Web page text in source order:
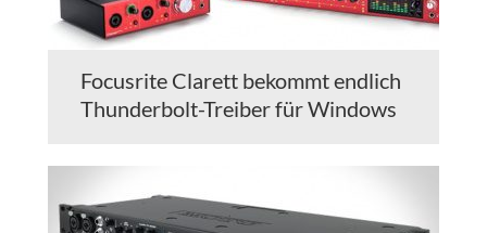
Focusrite Clarett bekommt endlich
Thunderbolt-Treiber für Windows